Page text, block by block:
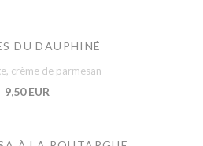
DU DAUPHINÉ
crème de parmesan
9,50 EUR